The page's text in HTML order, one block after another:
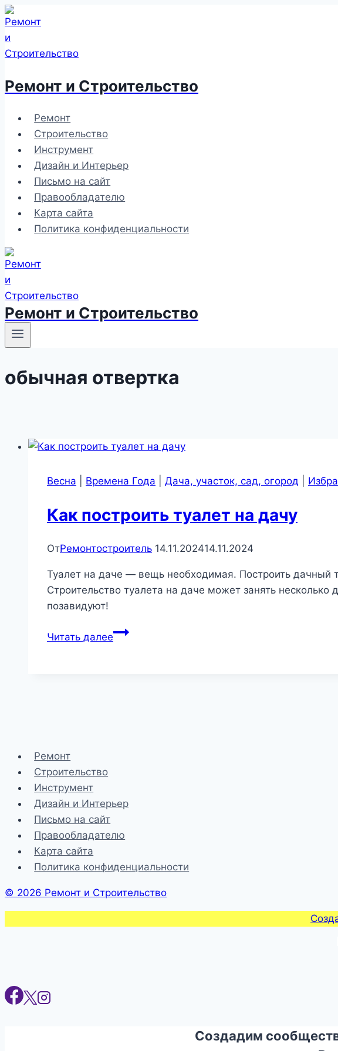
Перейти
к
содержимому
Ремонт и Строительство
Ремонт
Строительство
Инструмент
Дизайн и Интерьер
Письмо на сайт
Правообладателю
Карта сайта
Политика конфиденциальности
Ремонт и Строительство
обычная отвертка
Весна Времена Года Дача, участок, сад, огород
Как построить туалет на дачу
ОтРемонтостроитель 14.11.202414.11.2024
Туалет на даче — вещь необходимая. Построить дачный
Строительство туалета на даче может занять
позавидуют!
Читать далееКак
Ремонт
Строительство
Инструмент
Дизайн и Интерьер
Письмо на сайт
Правообладателю
Карта сайта
Политика конфиденциальности
© 2026 Ремонт и Строительство
Создадим